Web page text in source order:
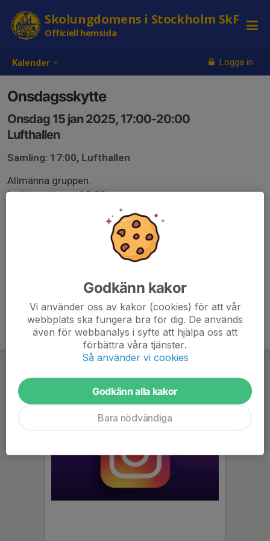
Kalender Logga in
Skolungdomens i Stockholm SkF
Officiell hemsida
Onsdagsskytte
Onsdag 15 jan 2025, 17:00-20:00
Lufthallen
Samling: 17:00, Lufthallen
Allmänna gruppen.
Insläpp stänger 19:00.
Godkänn kakor
Vi använder oss av kakor (cookies) för att vår
webbplats ska fungera bra för dig. De används
även för webbanalys i syfte att hjälpa oss att
förbättra våra tjänster.
Så använder vi cookies
Godkänn alla kakor
Bara nödvändiga